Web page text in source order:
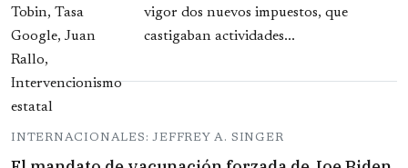
vigor dos nuevos impuestos, que
castigaban actividades...
INTERNACIONALES: JEFFREY A. SINGER